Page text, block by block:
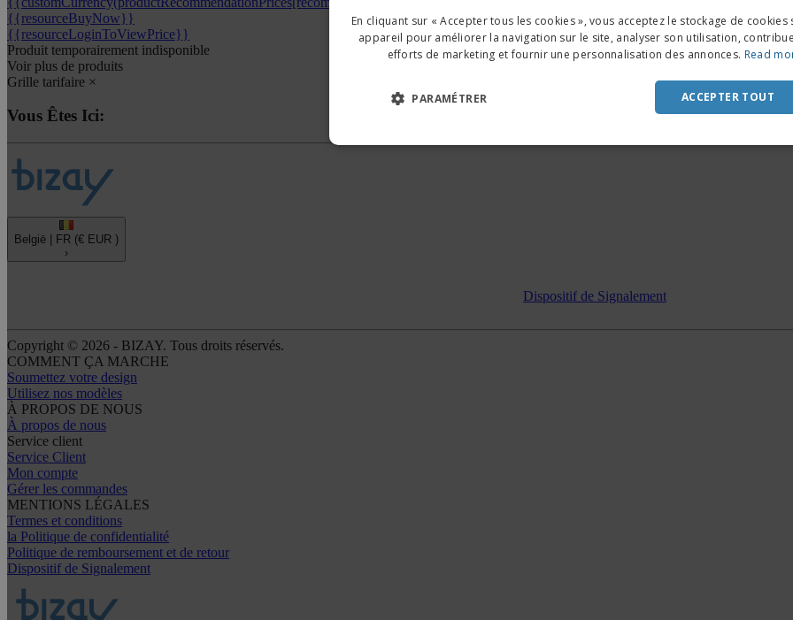
{{resourceBuyNow}}
{{resourceLoginToViewPrice}}
Produit temporairement indisponible
Voir plus de produits
Grille tarifaire ×
Vous Êtes Ici:
België | FR (€ EUR )
›
Dispositif de Signalement
Copyright © 2026 - BIZAY. Tous droits réservés.
COMMENT ÇA MARCHE
Soumettez votre design
Utilisez nos modèles
À PROPOS DE NOUS
À propos de nous
Service client
Service Client
Mon compte
Gérer les commandes
MENTIONS LÉGALES
Termes et conditions
la Politique de confidentialité
Politique de remboursement et de retour
Dispositif de Signalement
En cliquant sur « Accepter tous les cookies », vous acceptez le stockage de cookies
appareil pour améliorer la navigation sur le site, analyser son utilisation,
efforts de marketing et fournir une personnalisation des annonces. Read
ACCEPTER TOUT
PARAMÉTRER